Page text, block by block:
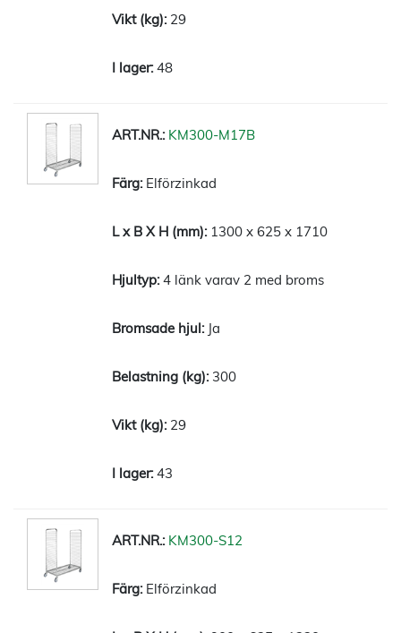
29
48
KM300-M17B
Elförzinkad
1300 x 625 x 1710
4 länk varav 2 med broms
Ja
300
29
43
KM300-S12
Elförzinkad